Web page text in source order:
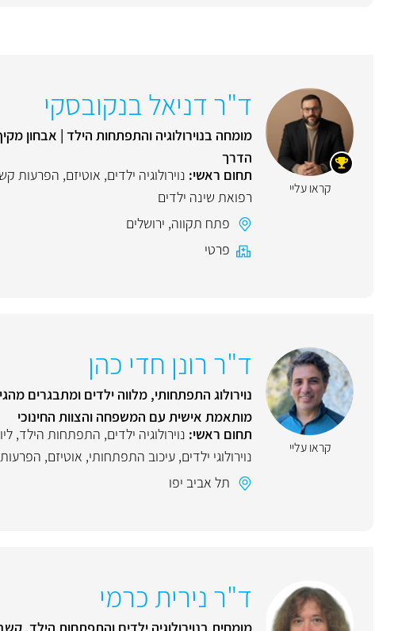
קראו עליי
ד"ר דניאל בנקובסקי
מומחה בנוירולוגיה והתפתחות הילד | אבחון
הדרך
תחום ראשי: נוירולוגיה ילדים, אוטיזם, הפרעות
רפואת שינה ילדים
פתח תקווה, ירושלים
פרטי
קראו עליי
ד"ר רונן חדי כהן
נוירולוג התפתחותי, מלווה ילדים ומתבגרים
מותאמת אישית עם המשפחה והצוות החינוכי
תחום ראשי: נוירולוגיה ילדים, התפתחות הילד,
נוירולוגי ילדים, עיכוב התפתחותי, אוטיזם, הפרעות
תל אביב יפו
ד"ר נירית כרמי
מומחית בנוירולוגיה ילדים והתפתחות הילד,